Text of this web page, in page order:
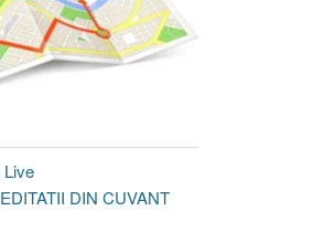
Live
DIN CUVANT